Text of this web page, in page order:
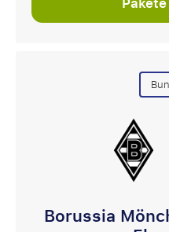
Borussia